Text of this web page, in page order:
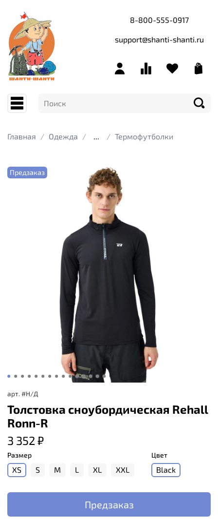
8-800-555-0917
support@shanti-shanti.ru
Главная Одежда Термофутболки
Предзаказ
арт. #Н/Д
Толстовка сноубордическая Rehall
Ronn-R
3 352 ₽
Размер
XS S M L XL XXL
Цвет
Black
Предзаказ